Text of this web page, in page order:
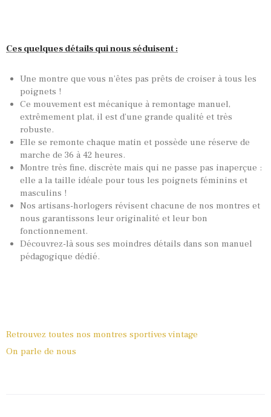
Ces quelques détails qui nous séduisent :
Une montre que vous n’êtes pas prêts de croiser à tous les
poignets !
Ce mouvement est mécanique à remontage manuel,
extrêmement plat, il est d’une grande qualité et très
robuste.
Elle se remonte chaque matin et possède une réserve de
marche de 36 à 42 heures.
Montre très fine, discrète mais qui ne passe pas inaperçue :
elle a la taille idéale pour tous les poignets féminins et
masculins !
Nos artisans-horlogers révisent chacune de nos montres et
nous garantissons leur originalité et leur bon
fonctionnement.
Découvrez-là sous ses moindres détails dans son manuel
pédagogique dédié.
Retrouvez toutes nos montres sportives vintage
On parle de nous